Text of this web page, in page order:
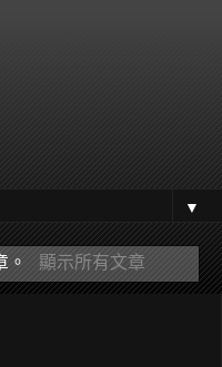
▼
。 顯示所有文章